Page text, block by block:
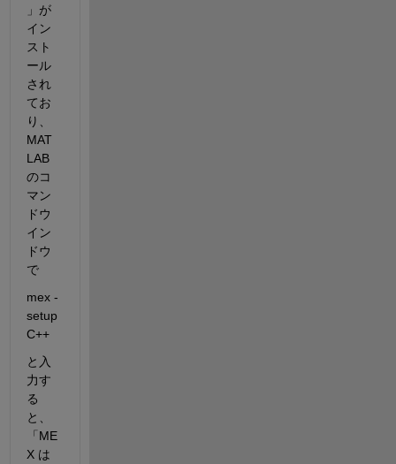
」が
イン
スト
ール
され
てお
り、
MAT
LAB
のコ
マン
ドウ
イン
ドウ
で
mex -
setup
C++
と入
力す
る
と、
「ME
X は